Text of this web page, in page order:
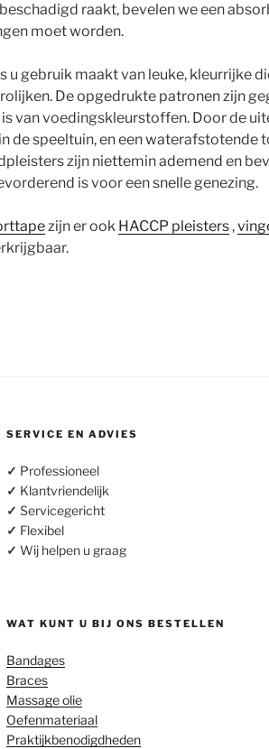
raakt, bevelen we een
moet worden.
u gebruik maakt van leuke, kleurrijke
De opgedrukte patronen zijn
van voedingskleurstoffen. Door de
de speeltuin, en een waterafstotende
zijn niettemin ademend en
is voor een snelle genezing.
zijn er ook HACCP pleisters ,
SERVICE EN ADVIES
✓ Professioneel
✓ Klantvriendelijk
✓ Servicegericht
✓ Flexibel
✓ Wij helpen u graag
WAT KUNT U BIJ ONS BESTELLEN
Bandages
Braces
Massage olie
Oefenmateriaal
Praktijkbenodigdheden